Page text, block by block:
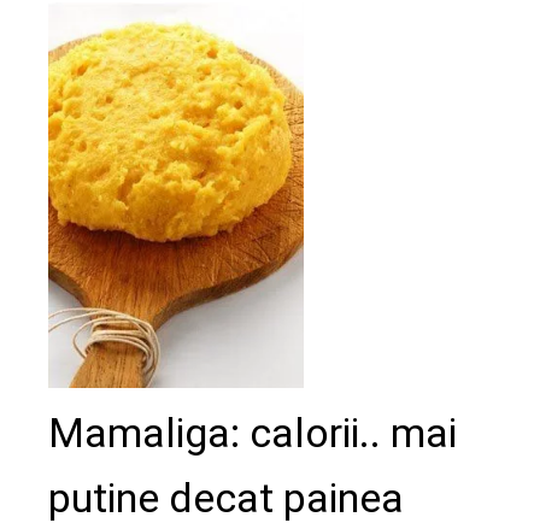
Mamaliga: calorii.. mai
putine decat painea